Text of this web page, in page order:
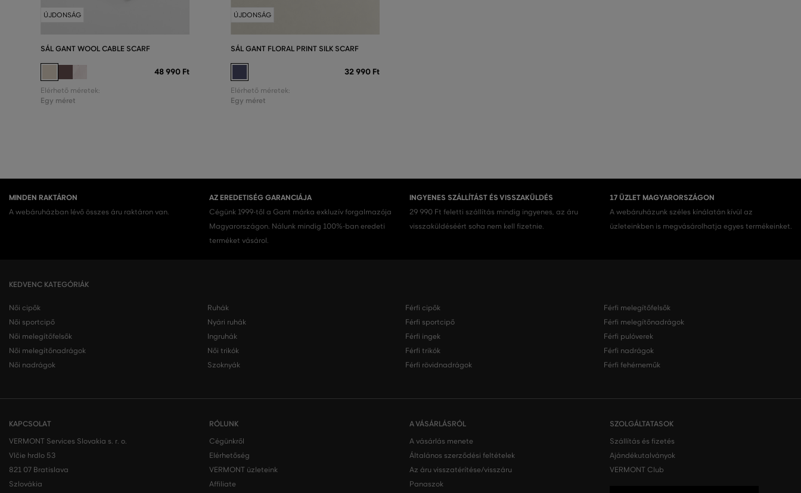
ÚJDONSÁG
SÁL GANT WOOL CABLE SCARF
48 990 Ft
Elérhető méretek:
Egy méret
ÚJDONSÁG
SÁL GANT FLORAL PRINT SILK SCARF
32 990 Ft
Elérhető méretek:
Egy méret
MINDEN RAKTÁRON
A webáruházban lévő összes áru raktáron van.
AZ EREDETISÉG GARANCIÁJA
Cégünk 1999-től a Gant márka exkluzív forgalmazója
Magyarországon. Nálunk mindig 100%-ban eredeti
terméket vásárol.
INGYENES SZÁLLÍTÁST ÉS VISSZAKÜLDÉS
29 990 Ft feletti szállítás mindig ingyenes, az áru
visszaküldéséért soha nem kell fizetnie.
17 ÜZLET MAGYARORSZÁGON
A webáruházunk széles kínálatán kívül az
üzleteinkben is megvásárolhatja egyes termékeinket.
KEDVENC KATEGÓRIÁK
Női cipők
Női sportcipő
Női melegítőfelsők
Női melegítőnadrágok
Női nadrágok
Ruhák
Nyári ruhák
Ingruhák
Női trikók
Szoknyák
Férfi cipők
Férfi sportcipő
Férfi ingek
Férfi trikók
Férfi rövidnadrágok
Férfi melegítőfelsők
Férfi melegítőnadrágok
Férfi pulóverek
Férfi nadrágok
Férfi fehérneműk
KAPCSOLAT
VERMONT Services Slovakia s. r. o.
Vlčie hrdlo 53
821 07 Bratislava
Szlovákia
RÓLUNK
Cégünkről
Elérhetőség
VERMONT üzleteink
Affiliate
A VÁSÁRLÁSRÓL
A vásárlás menete
Általános szerződési feltételek
Az áru visszatérítése/visszáru
Panaszok
SZOLGÁLTATASOK
Szállítás és fizetés
Ajándékutalványok
VERMONT Club